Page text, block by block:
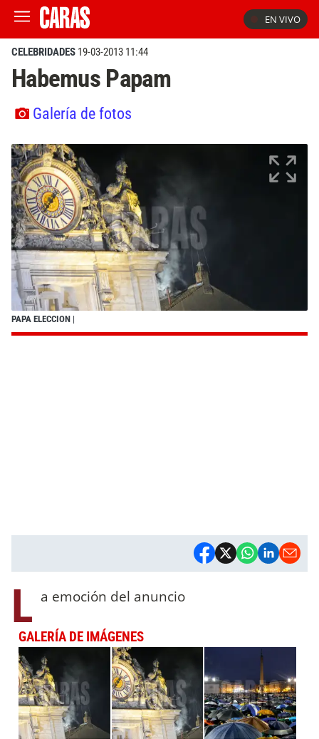
EN VIVO
CELEBRIDADES 19-03-2013 11:44
Habemus Papam
Galería de fotos
PAPA ELECCION |
L a emoción del anuncio
GALERÍA DE IMÁGENES